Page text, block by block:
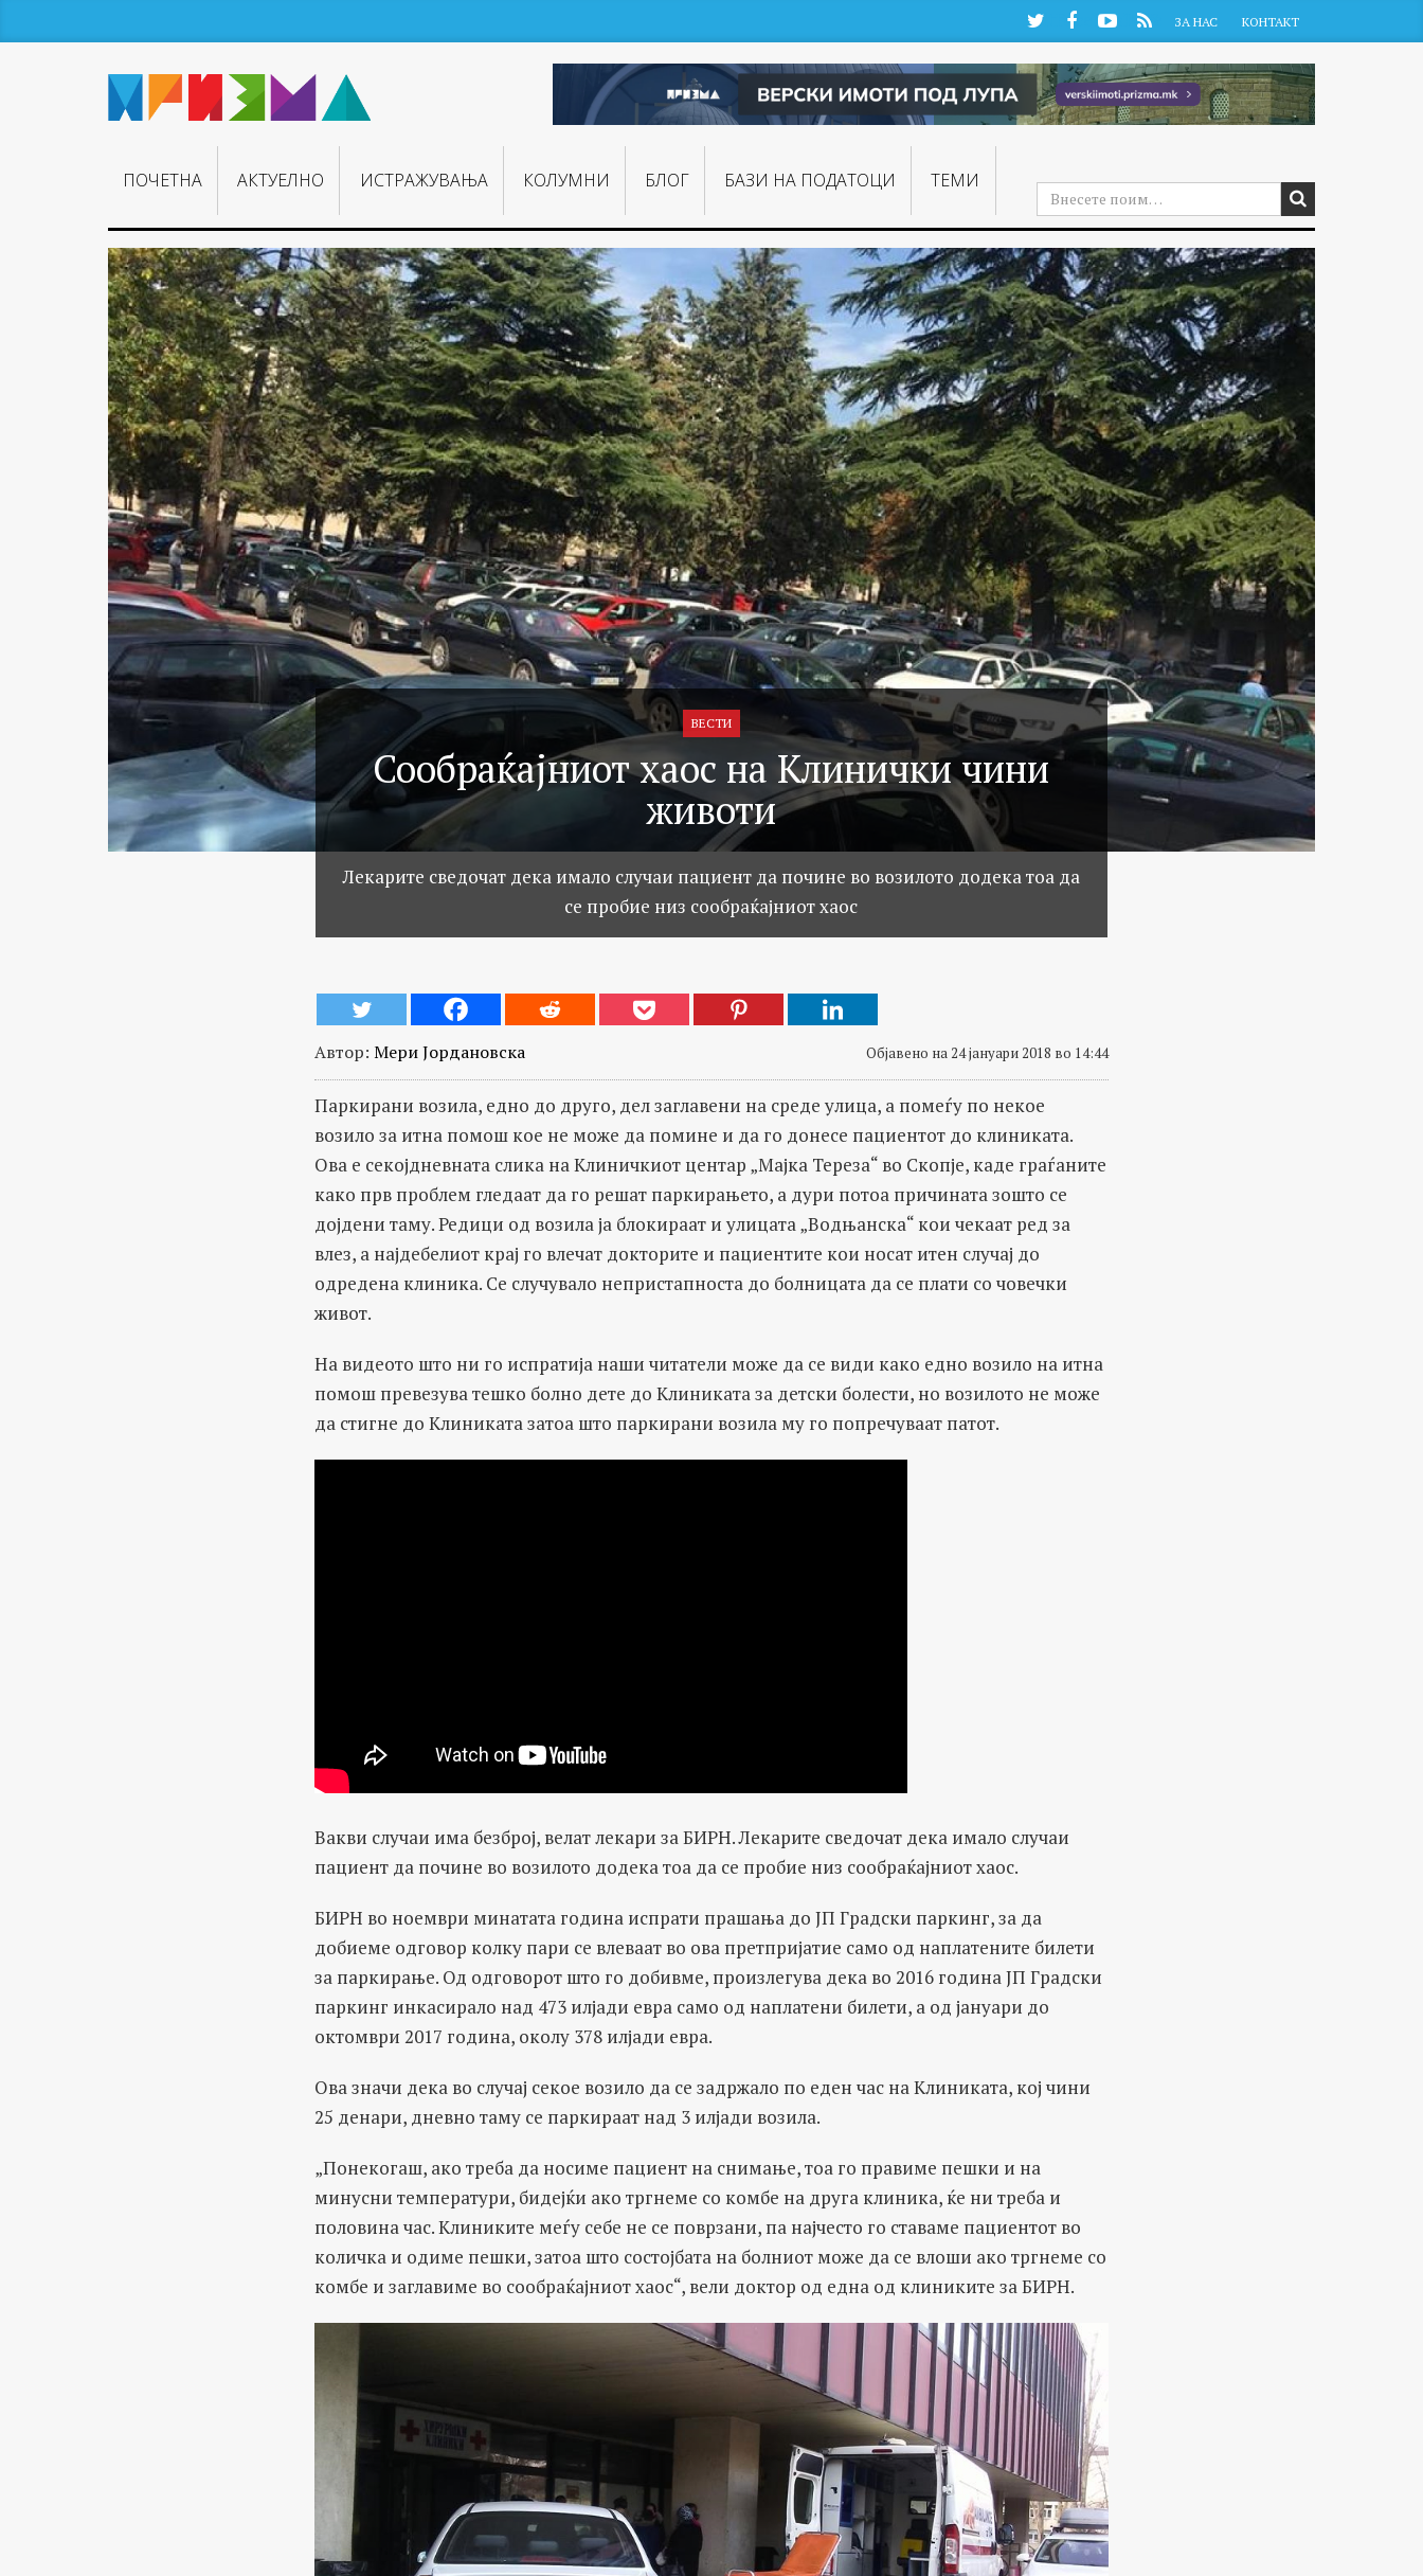
TwitterFacebookYouTube
RSS ЗА НАС КОНТАКТ
ПОЧЕТНА АКТУЕЛНО ИСТРАЖУВАЊA КОЛУМНИ БЛОГ БАЗИ НА ПОДАТОЦИ ТЕМИ
ВЕСТИ
Сообраќајниот хаос на Клинички чини
животи
Лекарите сведочат дека имало случаи пациент да почине во возилото додека тоа да
се пробие низ сообраќајниот хаос
Автор: Мери Јордановска Објавено на 24 јануари 2018 во 14:44
Паркирани возила, едно до друго, дел заглавени на среде улица, а помеѓу по некое
возило за итна помош кое не може да помине и да го донесе пациентот до клиниката.
Ова е секојдневната слика на Клиничкиот центар „Мајка Тереза“ во Скопје, каде граѓаните
како прв проблем гледаат да го решат паркирањето, а дури потоа причината зошто се
дојдени таму. Редици од возила ја блокираат и улицата „Водњанска“ кои чекаат ред за
влез, а најдебелиот крај го влечат докторите и пациентите кои носат итен случај до
одредена клиника. Се случувало непристапноста до болницата да се плати со човечки
живот.
На видеото што ни го испратија наши читатели може да се види како едно возило на итна
помош превезува тешко болно дете до Клиниката за детски болести, но возилото не може
да стигне до Клиниката затоа што паркирани возила му го попречуваат патот.
Вакви случаи има безброј, велат лекари за БИРН. Лекарите сведочат дека имало случаи
пациент да почине во возилото додека тоа да се пробие низ сообраќајниот хаос.
БИРН во ноември минатата година испрати прашања до ЈП Градски паркинг, за да
добиеме одговор колку пари се влеваат во ова претпријатие само од наплатените билети
за паркирање. Од одговорот што го добивме, произлегува дека во 2016 година ЈП Градски
паркинг инкасирало над 473 илјади евра само од наплатени билети, а од јануари до
октомври 2017 година, околу 378 илјади евра.
Ова значи дека во случај секое возило да се задржало по еден час на Клиниката, кој чини
25 денари, дневно таму се паркираат над 3 илјади возила.
„Понекогаш, ако треба да носиме пациент на снимање, тоа го правиме пешки и на
минусни температури, бидејќи ако тргнеме со комбе на друга клиника, ќе ни треба и
половина час. Клиниките меѓу себе не се поврзани, па најчесто го ставаме пациентот во
количка и одиме пешки, затоа што состојбата на болниот може да се влоши ако тргнеме со
комбе и заглавиме во сообраќајниот хаос“, вели доктор од една од клиниките за БИРН.